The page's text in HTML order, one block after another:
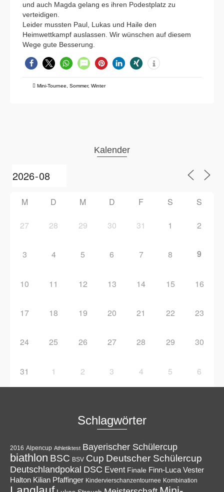
und auch Magda gelang es ihren Podestplatz zu
verteidigen.
Leider mussten Paul, Lukas und Haile den
Heimwettkampf auslassen. Wir wünschen auf diesem
Wege gute Besserung.
Mini-Tournee Sommer, Winter
Kalender
M D M D F S S
27 28 29 30 31 1 2
3 4 5 6 7 8 9
10 11 12 13 14 15 16
17 18 19 20 21 22 23
24 25 26 27 28 29 30
31 1 2 3 4 5 6
Schlagwörter
2016 Alpencup Athletiktest Bayerischer Schülercup
biathlon BSC BSV Cup Deutscher Schülercup
Deutschlandpokal DSC Event Finale Finn-Luca Vester
Halton Kilian Pfaffinger Kindervierschanzentournee Kombination